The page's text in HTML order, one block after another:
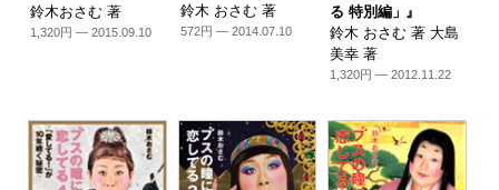
鈴木おさむ 著
1,320円 — 2015.09.10
鈴木 おさむ 著
572円 — 2014.07.10
る 特別編」』
鈴木 おさむ 著 大島
美幸 著
1,320円 — 2012.11.22